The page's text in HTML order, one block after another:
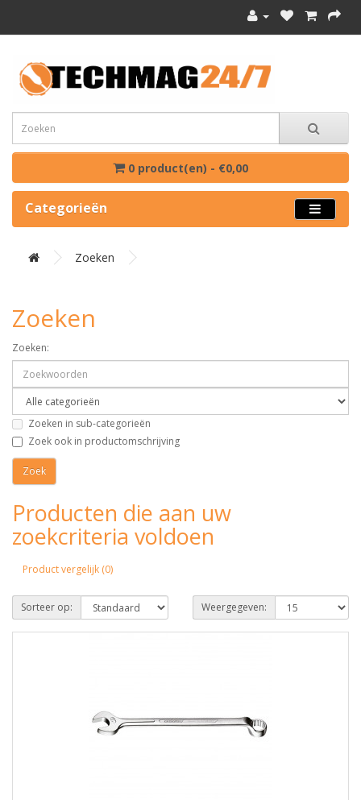
0 product(en) - €0,00
Categorieën
Zoeken
Zoeken
Zoeken:
Zoeken in sub-categorieën
Zoek ook in productomschrijving
Producten die aan uw
zoekcriteria voldoen
Product vergelijk (0)
Sorteer op: Weergegeven: